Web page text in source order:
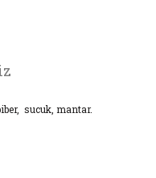
sucuk, mantar.